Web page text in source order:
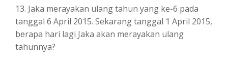
13. Jaka merayakan ulang tahun yang ke-6 pada
tanggal 6 April 2015. Sekarang tanggal 1 April 2015,
berapa hari lagi Jaka akan merayakan ulang
tahunnya?